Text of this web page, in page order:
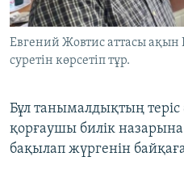
Евгений Жовтис аттасы
суретін көрсетіп тұр.
Бұл танымалдықтың
қорғаушы билік назарына
бақылап жүргенін